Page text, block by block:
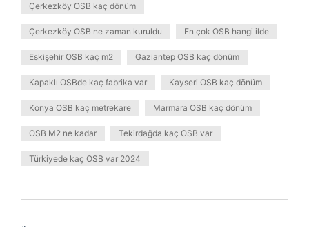
Çerkezköy OSB kaç dönüm
Çerkezköy OSB ne zaman kuruldu En çok OSB hangi ilde
Eskişehir OSB kaç m2 Gaziantep OSB kaç dönüm
Kapaklı OSBde kaç fabrika var Kayseri OSB kaç dönüm
Konya OSB kaç metrekare Marmara OSB kaç dönüm
OSB M2 ne kadar Tekirdağda kaç OSB var
Türkiyede kaç OSB var 2024